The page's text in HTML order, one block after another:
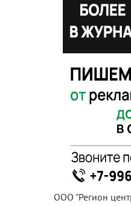
ООО "Регион